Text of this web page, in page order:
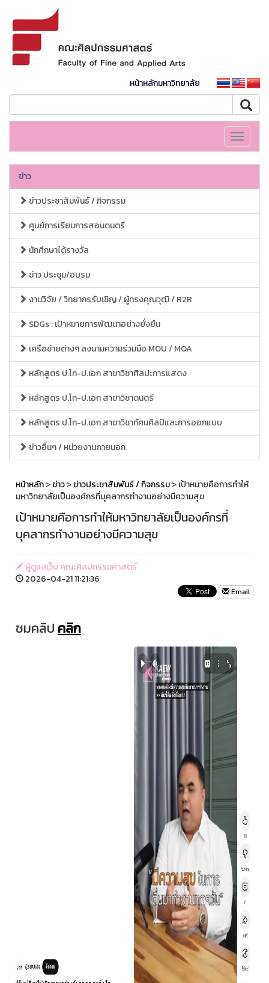
หน้าหลักมหาวิทยาลัย
Toggle
ข่าว
ข่าวประชาสัมพันธ์ / กิจกรรม
ศูนย์การเรียนการสอนดนตรี
นักศึกษาได้รางวัล
ข่าว ประชุม/อบรม
งานวิจัย / วิทยากรรับเชิญ / ผู้ทรงคุณวุฒิ / R2R
SDGs : เป้าหมายการพัฒนาอย่างยั่งยืน
เครือข่ายต่างๆ ลงนามความร่วมมือ MOU / MOA
หลักสูตร ป.โท-ป.เอก สาขาวิชาศิลปะการแสดง
หลักสูตร ป.โท-ป.เอก สาขาวิชาดนตรี
หลักสูตร ป.โท-ป.เอก สาขาวิชาทัศนศิลป์และการออกแบบ
ข่าวอื่นๆ / หน่วยงานภายนอก
หน้าหลัก>ข่าว>ข่าวประชาสัมพันธ์ / กิจกรรม> เป้าหมายคือการทำให้
มหาวิทยาลัยเป็นองค์กรที่บุคลากรทำงานอย่างมีความสุข
เป้าหมายคือการทำให้มหาวิทยาลัยเป็นองค์กรที่
บุคลากรทำงานอย่างมีความสุข
ผู้ดูแลเว็บ คณะศิลปกรรมศาสตร์
2026-04-21 11:21:36
Email
ชมคลิป คลิก